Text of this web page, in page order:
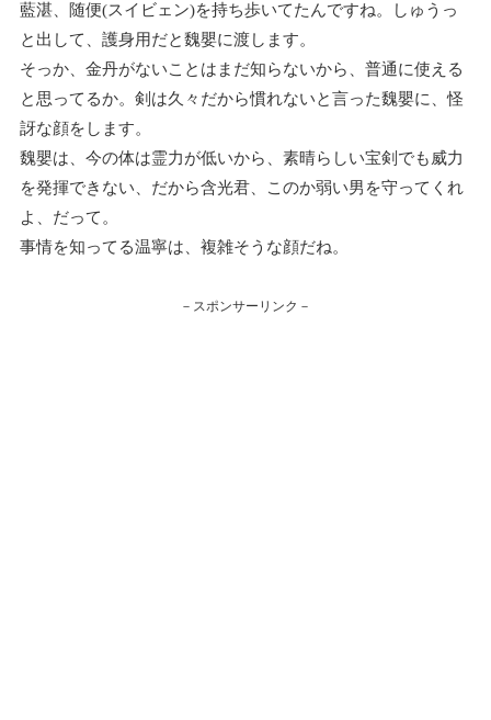
藍湛、随便(スイビェン)を持ち歩いてたんですね。しゅうっ
と出して、護身用だと魏嬰に渡します。
そっか、金丹がないことはまだ知らないから、普通に使える
と思ってるか。剣は久々だから慣れないと言った魏嬰に、怪
訝な顔をします。
魏嬰は、今の体は霊力が低いから、素晴らしい宝剣でも威力
を発揮できない、だから含光君、このか弱い男を守ってくれ
よ、だって。
事情を知ってる温寧は、複雑そうな顔だね。
－スポンサーリンク－